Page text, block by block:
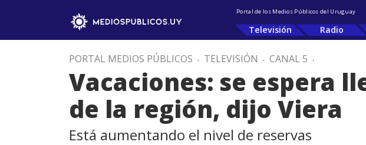
Portal de los Medios Públicos del Uruguay
Televisión Radio
PORTAL MEDIOS PÚBLICOS . TELEVISIÓN . CANAL 5 .
Vacaciones: se espera
de la región, dijo Viera
Está aumentando el nivel de reservas